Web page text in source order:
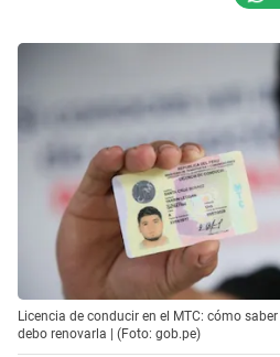
Licencia de conducir en el MTC: cómo
debo renovarla | (Foto: gob.pe)